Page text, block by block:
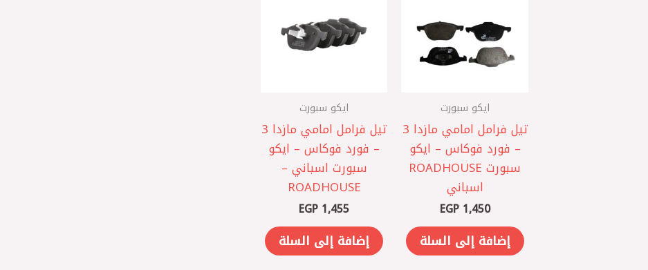
ايكو سبورت
تيل فرامل امامي مازدا 3
– فورد فوكاس – ايكو
سبورت ROADHOUSE
اسباني
EGP1,450
إضافة إلى السلة
ايكو سبورت
تيل فرامل امامي مازدا 3
– فورد فوكاس – ايكو
سبورت اسباني –
ROADHOUSE
EGP 1,455
إضافة إلى السلة